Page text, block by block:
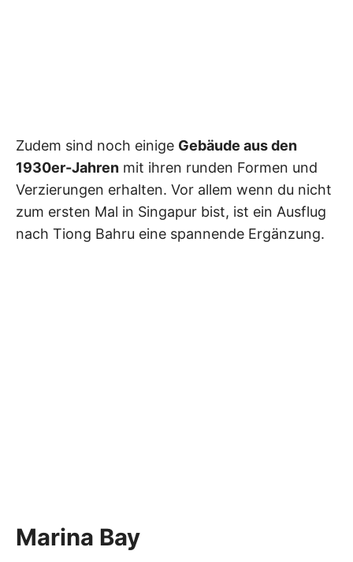
Zudem sind noch einige Gebäude aus den
1930er-Jahren mit ihren runden Formen und
Verzierungen erhalten. Vor allem wenn du nicht
zum ersten Mal in Singapur bist, ist ein Ausflug
nach Tiong Bahru eine spannende Ergänzung.
Marina Bay